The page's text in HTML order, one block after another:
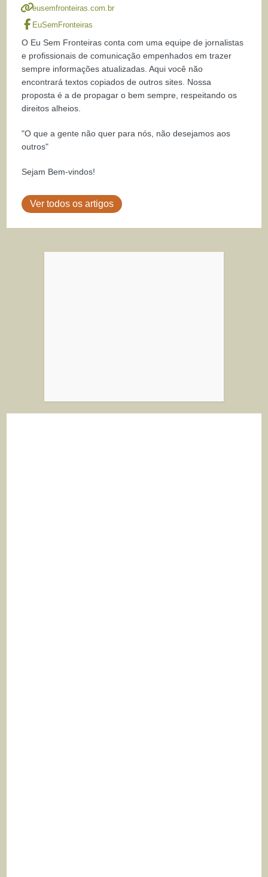
eusemfronteiras.com.br
EuSemFronteiras
O Eu Sem Fronteiras conta com uma equipe de jornalistas
e profissionais de comunicação empenhados em trazer
sempre informações atualizadas. Aqui você não
encontrará textos copiados de outros sites. Nossa
proposta é a de propagar o bem sempre, respeitando os
direitos alheios.
"O que a gente não quer para nós, não desejamos aos
outros"
Sejam Bem-vindos!
Ver todos os artigos